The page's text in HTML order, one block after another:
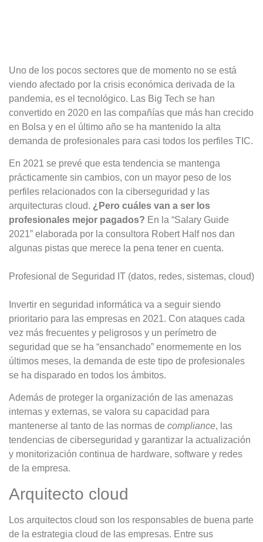
Uno de los pocos sectores que de momento no se está
viendo afectado por la crisis económica derivada de la
pandemia, es el tecnológico. Las Big Tech se han
convertido en 2020 en las compañías que más han crecido
en Bolsa y en el último año se ha mantenido la alta
demanda de profesionales para casi todos los perfiles TIC.
En 2021 se prevé que esta tendencia se mantenga
prácticamente sin cambios, con un mayor peso de los
perfiles relacionados con la ciberseguridad y las
arquitecturas cloud. ¿Pero cuáles van a ser los
profesionales mejor pagados? En la “Salary Guide
2021” elaborada por la consultora Robert Half nos dan
algunas pistas que merece la pena tener en cuenta.
Profesional de Seguridad IT (datos, redes, sistemas, cloud)
Invertir en seguridad informática va a seguir siendo
prioritario para las empresas en 2021. Con ataques cada
vez más frecuentes y peligrosos y un perímetro de
seguridad que se ha “ensanchado” enormemente en los
últimos meses, la demanda de este tipo de profesionales
se ha disparado en todos los ámbitos.
Además de proteger la organización de las amenazas
internas y externas, se valora su capacidad para
mantenerse al tanto de las normas de compliance, las
tendencias de ciberseguridad y garantizar la actualización
y monitorización continua de hardware, software y redes
de la empresa.
Arquitecto cloud
Los arquitectos cloud son los responsables de buena parte
de la estrategia cloud de las empresas. Entre sus